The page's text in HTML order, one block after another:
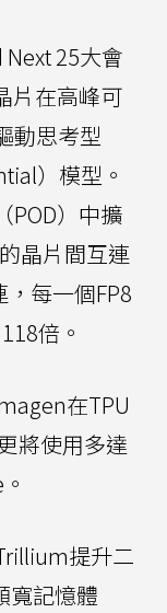
25大會
片在高峰可
動思考型
）模型。
POD）中擴
晶片間互連
，每一個FP8
倍。
在TPU
將使用多達
提升二
寬記憶體